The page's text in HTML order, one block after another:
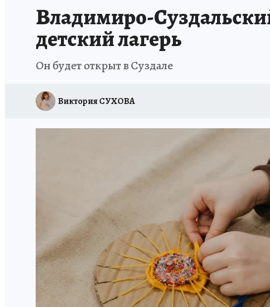
Владимиро-
детский лагерь
Он будет открыт в Суздале
Виктория СУХОВА